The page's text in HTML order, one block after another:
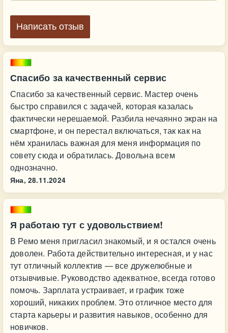
Спасибо за качественный сервис
Спасибо за качественный сервис. Мастер очень
быстро справился с задачей, которая казалась
фактически нерешаемой. Разбила нечаянно экран на
смартфоне, и он перестал включаться, так как на
нём хранилась важная для меня информация по
совету сюда и обратилась. Довольна всем
однозначно.
Яна, 28.11.2024
Я работаю тут с удовольствием!
В Ремо меня пригласил знакомый, и я остался очень
доволен. Работа действительно интересная, и у нас
тут отличный коллектив — все дружелюбные и
отзывчивые. Руководство адекватное, всегда готово
помочь. Зарплата устраивает, и график тоже
хороший, никаких проблем. Это отличное место для
старта карьеры и развития навыков, особенно для
новичков.
Написать отзыв